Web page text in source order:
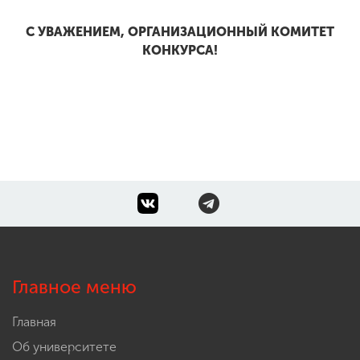
С УВАЖЕНИЕМ, ОРГАНИЗАЦИОННЫЙ КОМИТЕТ
КОНКУРСА!
Главное меню
Главная
Об университете